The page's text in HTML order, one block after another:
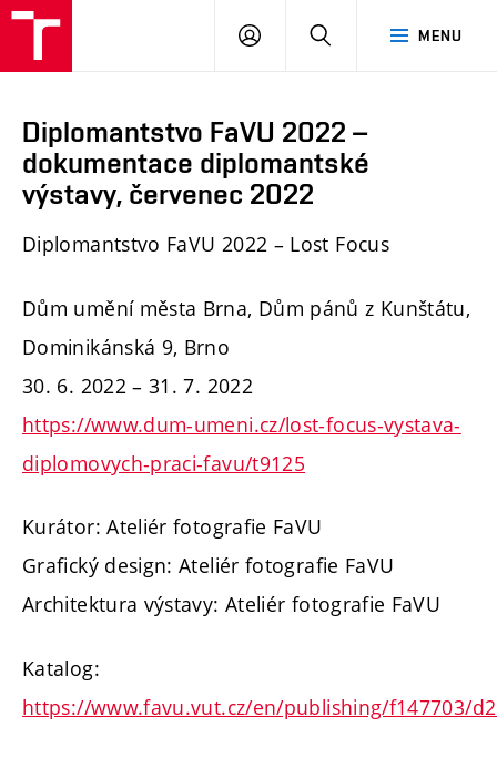
MENU
PŘIHLÁSIT
Diplomantstvo FaVU 2022 –
dokumentace diplomantské
výstavy, červenec 2022
Diplomantstvo FaVU 2022 – Lost Focus
Dům umění města Brna, Dům pánů z Kunštátu,
Dominikánská 9, Brno
30. 6. 2022 – 31. 7. 2022
https://www.dum-umeni.cz/lost-focus-vystava-
diplomovych-praci-favu/t9125
Kurátor: Ateliér fotografie FaVU
Grafický design: Ateliér fotografie FaVU
Architektura výstavy: Ateliér fotografie FaVU
Katalog:
https://www.favu.vut.cz/en/publishing/f147703/